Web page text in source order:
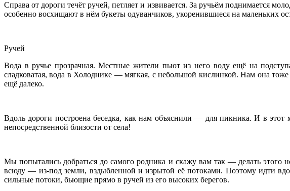
Справа от дороги течёт ручей, петляет и извивается. За ручьём поднимается
особенно восхищают в нём букеты одуванчиков, укоренившиеся на маленьких
Ручей
Вода в ручье прозрачная. Местные жители пьют из него воду ещё на
сладковатая, вода в Холоднике — мягкая, с небольшой кислинкой. Нам она
ещё далеко.
Вдоль дороги построена беседка, как нам объяснили — для пикника. И в этот
непосредственной близости от села!
Мы попытались добраться до самого родника и скажу вам так — делать
всюду — из-под земли, вздыбленной и изрытой её потоками. Поэтому идти
сильные потоки, бьющие прямо в ручей из его высоких берегов.